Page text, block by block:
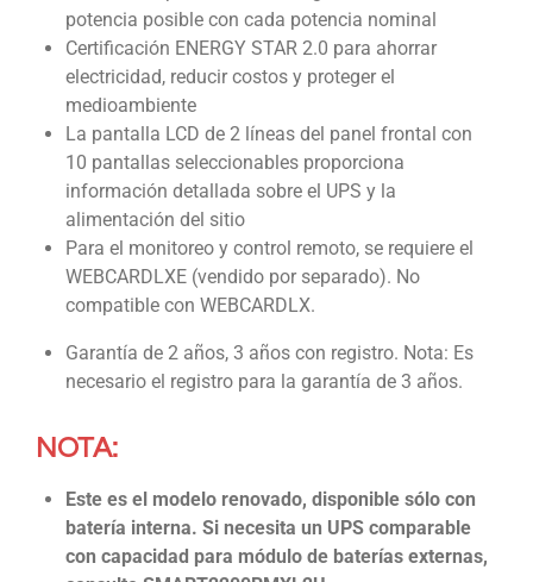
potencia posible con cada potencia nominal
Certificación ENERGY STAR 2.0 para ahorrar
electricidad, reducir costos y proteger el
medioambiente
La pantalla LCD de 2 líneas del panel frontal con
10 pantallas seleccionables proporciona
información detallada sobre el UPS y la
alimentación del sitio
Para el monitoreo y control remoto, se requiere el
WEBCARDLXE (vendido por separado). No
compatible con WEBCARDLX.
Garantía de 2 años, 3 años con registro. Nota: Es
necesario el registro para la garantía de 3 años.
NOTA:
Este es el modelo renovado, disponible sólo con
batería interna. Si necesita un UPS comparable
con capacidad para módulo de baterías externas,